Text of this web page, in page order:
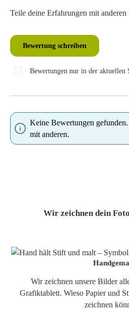
Teile deine Erfahrungen mit anderen
Bewertung schreiben
Bewertungen nur in der aktuellen
Keine Bewertungen
mit anderen.
Wir zeichnen dein
Wir zeichnen unsere Bilder
Grafiktablett. Wieso Papier und
zeichnen